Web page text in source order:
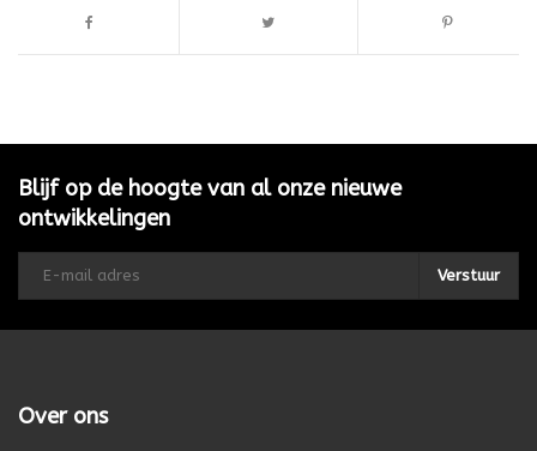
Blijf op de hoogte van al onze nieuwe
ontwikkelingen
Verstuur
Over ons